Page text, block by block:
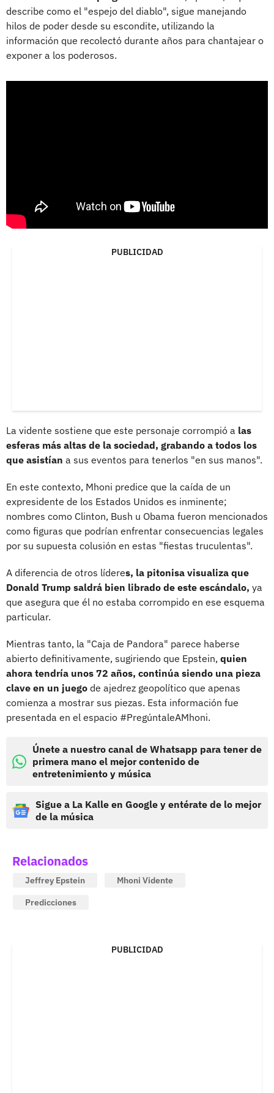
describe como el "espejo del diablo", sigue manejando
hilos de poder desde su escondite, utilizando la
información que recolectó durante años para chantajear o
exponer a los poderosos.
PUBLICIDAD
La vidente sostiene que este personaje corrompió a las
esferas más altas de la sociedad, grabando a todos los
que asistían a sus eventos para tenerlos "en sus manos".
En este contexto, Mhoni predice que la caída de un
expresidente de los Estados Unidos es inminente;
nombres como Clinton, Bush u Obama fueron mencionados
como figuras que podrían enfrentar consecuencias legales
por su supuesta colusión en estas "fiestas truculentas".
A diferencia de otros líderes, la pitonisa visualiza que
Donald Trump saldrá bien librado de este escándalo, ya
que asegura que él no estaba corrompido en ese esquema
particular.
Mientras tanto, la "Caja de Pandora" parece haberse
abierto definitivamente, sugiriendo que Epstein, quien
ahora tendría unos 72 años, continúa siendo una pieza
clave en un juego de ajedrez geopolítico que apenas
comienza a mostrar sus piezas. Esta información fue
presentada en el espacio #PregúntaleAMhoni.
Únete a nuestro canal de Whatsapp para tener de
primera mano el mejor contenido de
entretenimiento y música
Sigue a La Kalle en Google y entérate de lo mejor
de la música
Relacionados
Jeffrey Epstein
Mhoni Vidente
Predicciones
PUBLICIDAD